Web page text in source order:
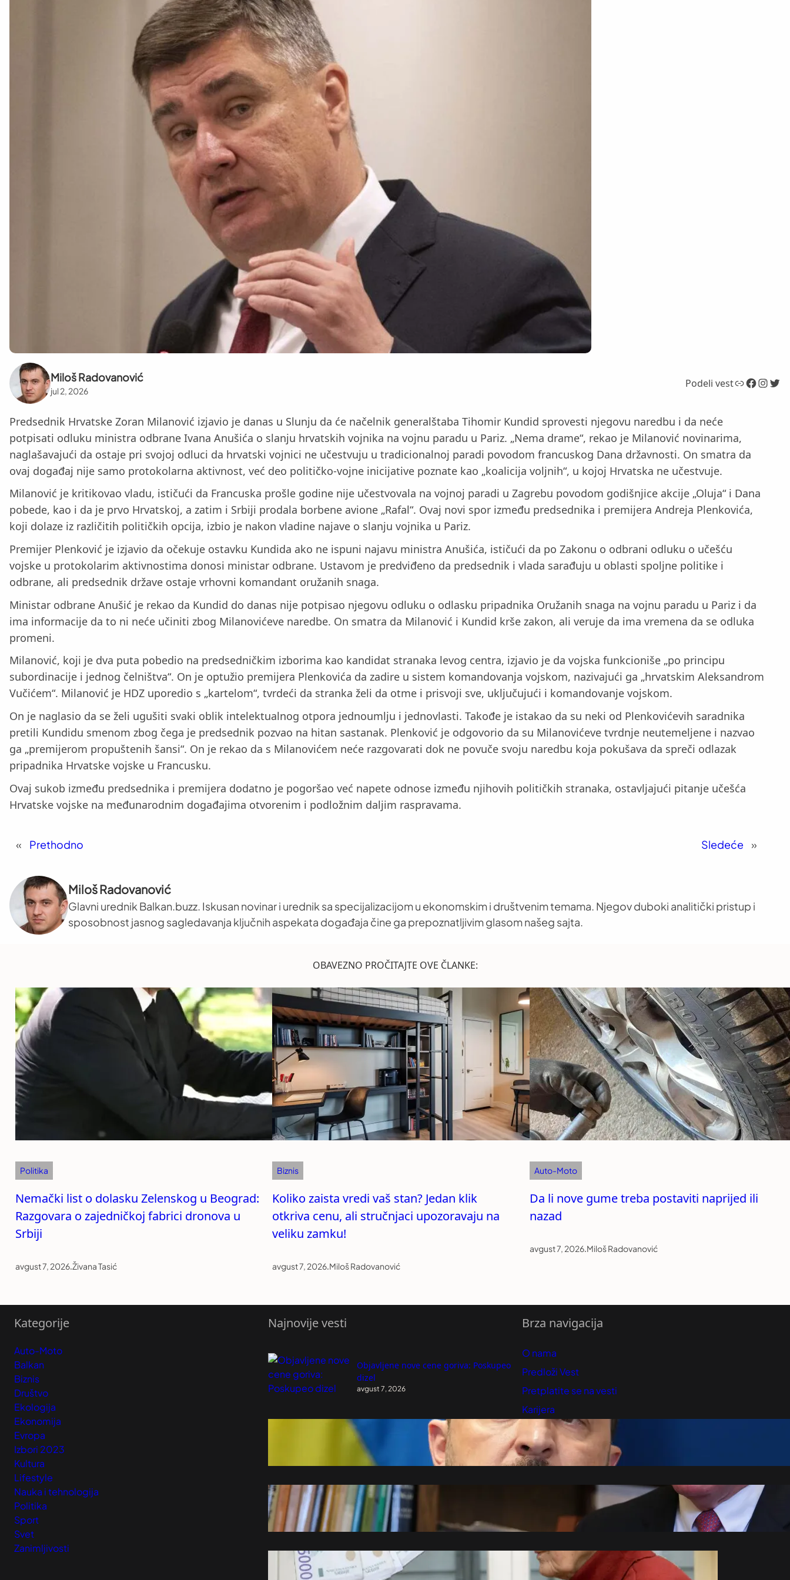
Miloš Radovanović
jul 2, 2026
Podeli vestLink Facebook InstagramTwitter
Predsednik Hrvatske Zoran Milanović izjavio je danas u Slunju da će načelnik generalštaba Tihomir Kundid sprovesti njegovu naredbu i da neće
potpisati odluku ministra odbrane Ivana Anušića o slanju hrvatskih vojnika na vojnu paradu u Pariz. „Nema drame“, rekao je Milanović novinarima,
naglašavajući da ostaje pri svojoj odluci da hrvatski vojnici ne učestvuju u tradicionalnoj paradi povodom francuskog Dana državnosti. On smatra da
ovaj događaj nije samo protokolarna aktivnost, već deo političko-vojne inicijative poznate kao „koalicija voljnih“, u kojoj Hrvatska ne učestvuje.
Milanović je kritikovao vladu, ističući da Francuska prošle godine nije učestvovala na vojnoj paradi u Zagrebu povodom godišnjice akcije „Oluja“ i Dana
pobede, kao i da je prvo Hrvatskoj, a zatim i Srbiji prodala borbene avione „Rafal“. Ovaj novi spor između predsednika i premijera Andreja Plenkovića,
koji dolaze iz različitih političkih opcija, izbio je nakon vladine najave o slanju vojnika u Pariz.
Premijer Plenković je izjavio da očekuje ostavku Kundida ako ne ispuni najavu ministra Anušića, ističući da po Zakonu o odbrani odluku o učešću
vojske u protokolarim aktivnostima donosi ministar odbrane. Ustavom je predviđeno da predsednik i vlada sarađuju u oblasti spoljne politike i
odbrane, ali predsednik države ostaje vrhovni komandant oružanih snaga.
Ministar odbrane Anušić je rekao da Kundid do danas nije potpisao njegovu odluku o odlasku pripadnika Oružanih snaga na vojnu paradu u Pariz i da
ima informacije da to ni neće učiniti zbog Milanovićeve naredbe. On smatra da Milanović i Kundid krše zakon, ali veruje da ima vremena da se odluka
promeni.
Milanović, koji je dva puta pobedio na predsedničkim izborima kao kandidat stranaka levog centra, izjavio je da vojska funkcioniše „po principu
subordinacije i jednog čelništva“. On je optužio premijera Plenkovića da zadire u sistem komandovanja vojskom, nazivajući ga „hrvatskim Aleksandrom
Vučićem“. Milanović je HDZ uporedio s „kartelom“, tvrdeći da stranka želi da otme i prisvoji sve, uključujući i komandovanje vojskom.
On je naglasio da se želi ugušiti svaki oblik intelektualnog otpora jednoumlju i jednovlasti. Takođe je istakao da su neki od Plenkovićevih saradnika
pretili Kundidu smenom zbog čega je predsednik pozvao na hitan sastanak. Plenković je odgovorio da su Milanovićeve tvrdnje neutemeljene i nazvao
ga „premijerom propuštenih šansi“. On je rekao da s Milanovićem neće razgovarati dok ne povuče svoju naredbu koja pokušava da spreči odlazak
pripadnika Hrvatske vojske u Francusku.
Ovaj sukob između predsednika i premijera dodatno je pogoršao već napete odnose između njihovih političkih stranaka, ostavljajući pitanje učešća
Hrvatske vojske na međunarodnim događajima otvorenim i podložnim daljim raspravama.
« Prethodno Sledeće »
Miloš Radovanović
Glavni urednik Balkan.buzz. Iskusan novinar i urednik sa specijalizacijom u ekonomskim i društvenim temama. Njegov duboki analitički pristup i
sposobnost jasnog sagledavanja ključnih aspekata događaja čine ga prepoznatljivim glasom našeg sajta.
OBAVEZNO PROČITAJTE OVE ČLANKE:
Politika
Nemački list o dolasku Zelenskog u Beograd:
Razgovara o zajedničkoj fabrici dronova u
Srbiji
avgust 7, 2026.Živana Tasić
Biznis
Koliko zaista vredi vaš stan? Jedan klik
otkriva cenu, ali stručnjaci upozoravaju na
veliku zamku!
avgust 7, 2026.Miloš Radovanović
Auto-Moto
Da li nove gume treba postaviti naprijed ili
nazad
avgust 7, 2026.Miloš Radovanović
Kategorije
Auto-Moto
Balkan
Biznis
Društvo
Ekologija
Ekonomija
Evropa
Izbori 2023
Kultura
Lifestyle
Nauka i tehnologija
Politika
Sport
Svet
Zanimljivosti
Najnovije vesti
Objavljene nove cene goriva: Poskupeo
dizel
avgust 7, 2026
Poseta Zelenskog Beogradu važna za
Kijev
avgust 7, 2026
Kristofer Hil za nemački FAZ o isporuci
srpskog oružja Ukrajini: To je važnije od
usklađivanja sa sankcijama EU Moskvi
avgust 7, 2026
Radi se od kuće i donosi dodatne
prihode: Ovim poslom se najviše bave
Brza navigacija
O nama
Predloži Vest
Pretplatite se na vesti
Karijera
Marketing
Kontakt